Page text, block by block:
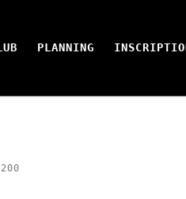
PLANNING